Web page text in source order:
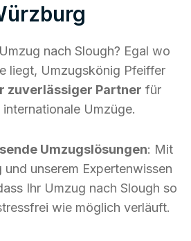
nach Slough? Egal wo
liegt, Umzugskönig Pfeiffer
zuverlässiger Partner für
internationale Umzüge.
Umzugslösungen: Mit
und unserem Expertenwissen
Ihr Umzug nach Slough so
wie möglich verläuft.